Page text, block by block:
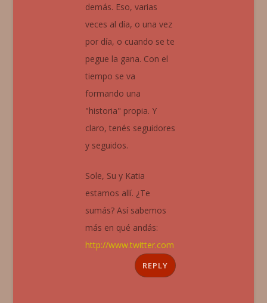
demás. Eso, varias
veces al día, o una vez
por día, o cuando se te
pegue la gana. Con el
tiempo se va
formando una
"historia" propia. Y
claro, tenés seguidores
y seguidos.
Sole, Su y Katia
estamos allí. ¿Te
sumás? Así sabemos
más en qué andás:
http://www.twitter.com
REPLY